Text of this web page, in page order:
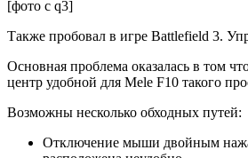
[фото с q3]
Также пробовал в игре Battlefield 3.
Основная проблема оказалась в том
центр удобной для Mele F10 такого
Возможны несколько обходных путей:
Отключение мыши двойным